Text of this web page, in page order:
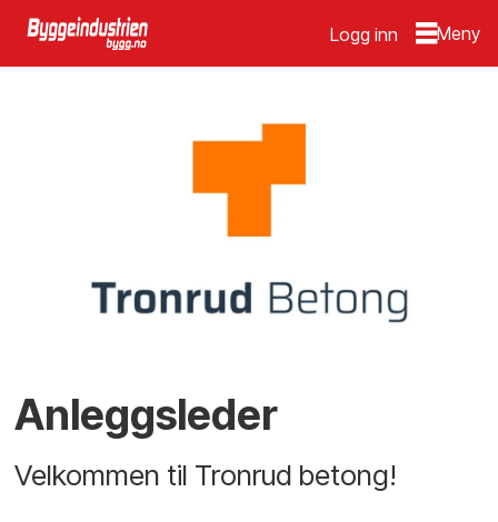
Logg inn
Anleggsleder
Velkommen til Tronrud betong!